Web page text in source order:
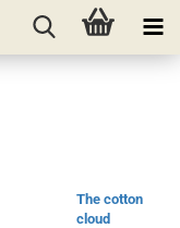
The cotton
cloud